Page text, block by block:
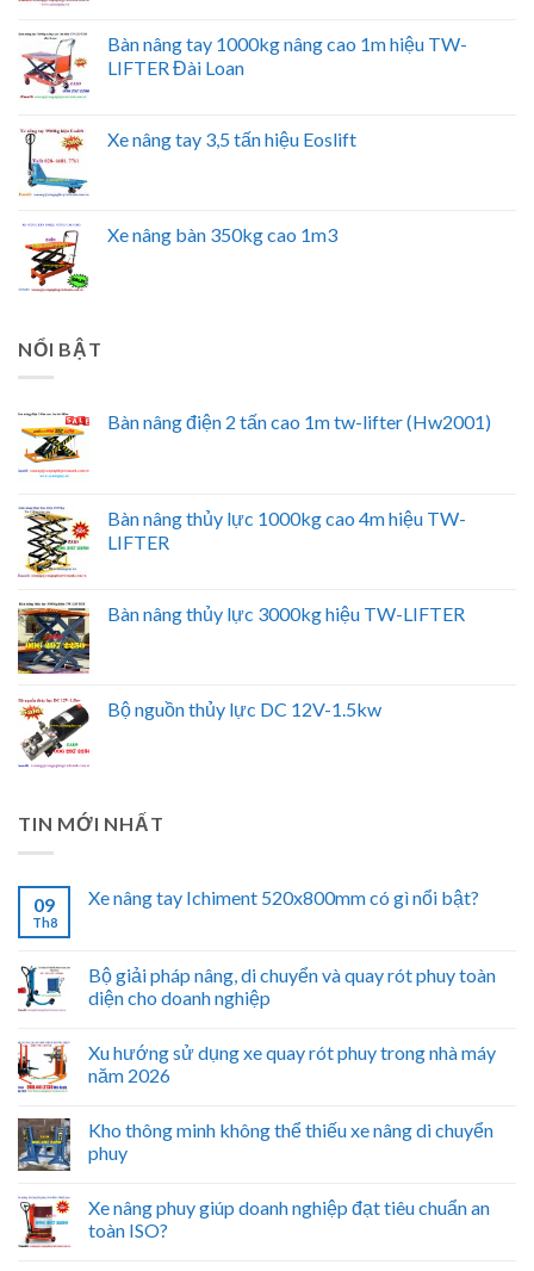
Bàn nâng tay 1000kg nâng cao 1m hiệu TW-
LIFTER Đài Loan
Xe nâng tay 3,5 tấn hiệu Eoslift
Xe nâng bàn 350kg cao 1m3
NỔI BẬT
Bàn nâng điện 2 tấn cao 1m tw-lifter (Hw2001)
Bàn nâng thủy lực 1000kg cao 4m hiệu TW-
LIFTER
Bàn nâng thủy lực 3000kg hiệu TW-LIFTER
Bộ nguồn thủy lực DC 12V-1.5kw
TIN MỚI NHẤT
09
Th8
Xe nâng tay Ichiment 520x800mm có gì nổi bật?
Bộ giải pháp nâng, di chuyển và quay rót phuy toàn
diện cho doanh nghiệp
Xu hướng sử dụng xe quay rót phuy trong nhà máy
năm 2026
Kho thông minh không thể thiếu xe nâng di chuyển
phuy
Xe nâng phuy giúp doanh nghiệp đạt tiêu chuẩn an
toàn ISO?